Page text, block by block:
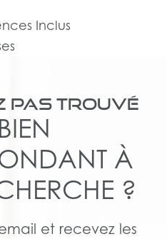
Inclus
PAS TROUVÉ
À
?
et recevez les